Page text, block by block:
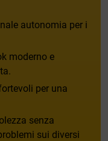
autonomia per i
moderno e
per una
senza
sui diversi